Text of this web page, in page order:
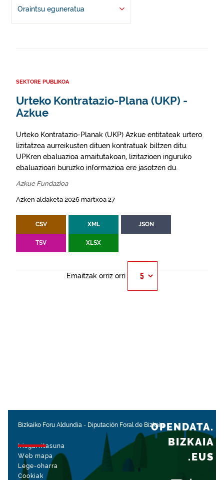
Oraintsu eguneratua
SEKTORE PUBLIKOA
Urteko Kontratazio-Plana (UKP) -
Azkue
Urteko Kontratazio-Planak (UKP) Azkue entitateak urtero
lizitatzea aurreikusten dituen kontratuak biltzen ditu.
UPKren ebaluazioa amaitutakoan, lizitazioen inguruko
ebaluazioari buruzko informazioa ere jasotzen du.
Azkue Fundazioa
Azken aldaketa 2026 martxoa 27
CSV XML JSON
TSV XLSX
Emaitzak orriz orri
Bizkaiko Foru Aldundia - Diputación Foral de Bizkaia
Irisgarritasuna
Web mapa
Lege-oharra
Cookiak
OPENDATA.
BIZKAIA
.EUS